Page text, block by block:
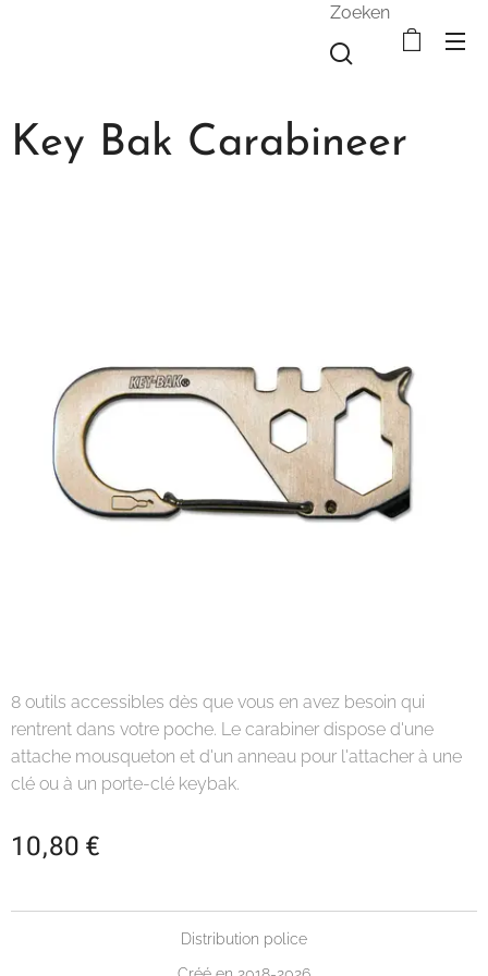
Zoeken
Key Bak Carabineer
8 outils accessibles dès que vous en avez besoin qui
rentrent dans votre poche. Le carabiner dispose d'une
attache mousqueton et d'un anneau pour l'attacher à une
clé ou à un porte-clé keybak.
10,80 €
Distribution police